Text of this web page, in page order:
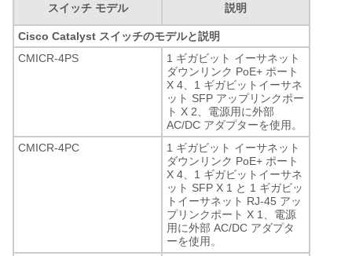
スイッチ モデル
説明
Cisco Catalyst スイッチのモデルと説明
CMICR-4PS
1 ギガビット イーサネット
ダウンリンク PoE+ ポート
X 4、1 ギガビットイーサネ
ット SFP アップリンクポー
ト X 2、電源用に外部
AC/DC アダプターを使用。
CMICR-4PC
1 ギガビット イーサネット
ダウンリンク PoE+ ポート
X 4、1 ギガビットイーサネ
ット SFP X 1 と 1 ギガビッ
トイーサネット RJ-45 アッ
プリンクポート X 1、電源
用に外部 AC/DC アダプタ
ーを使用。